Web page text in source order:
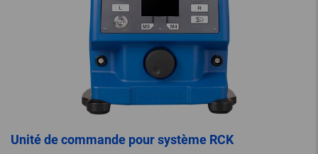
Unité de commande pour système RCK